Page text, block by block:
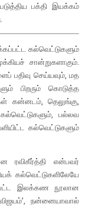
பக்தி இயக்கம்
கல்வெட்டுகளும்
சான்றுகளாகும்.
பதிவு செய்யவும், மத
பிறரும் கொடுத்த
கன்னடம், தெலுங்கு,
பல்லவ
கல்வெட்டுகளும்
ரவிகீர்த்தி என்பவர்
கல்வெட்டுகளிலேயே
இலக்கண நூலான
விஜயம்’, நன்னையாவால்